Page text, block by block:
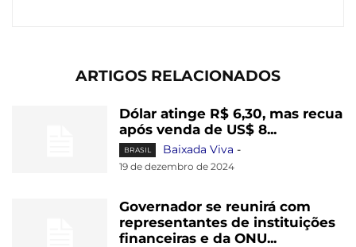
ARTIGOS RELACIONADOS
Dólar atinge R$ 6,30, mas recua
após venda de US$ 8...
BRASIL Baixada Viva -
19 de dezembro de 2024
Governador se reunirá com
representantes de instituições
financeiras e da ONU...